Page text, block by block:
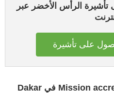
الرأس الأخضر عبر
على تأشيرة